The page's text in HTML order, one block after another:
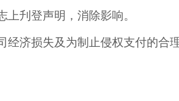
刋登声明，消除影响。
经济损失及为制止侵权支付的合